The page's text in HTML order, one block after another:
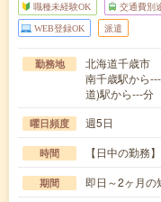
職種未経験OK 交通費別
WEB登録OK 派遣
勤務地
北海道千歳市
南千歳駅から
道)駅から---分
曜日頻度 週5日
時間 【日中の勤務
期間 即日～2ヶ月の